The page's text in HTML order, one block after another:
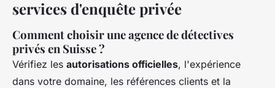
services d'enquête privée
Comment choisir une agence de détectives
privés en Suisse ?
Vérifiez les autorisations officielles, l'expérience
dans votre domaine, les références clients et la